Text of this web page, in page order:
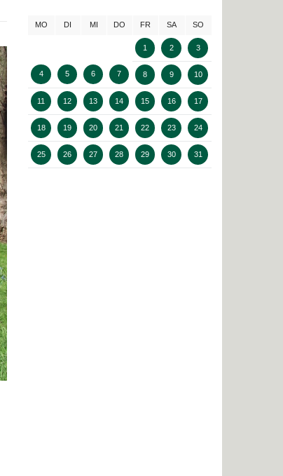
MO DI MI DO FR SA SO
1 2 3
4 5 6 7 8 9 10
11 12 13 14 15 16 17
18 19 20 21 22 23 24
25 26 27 28 29 30 31